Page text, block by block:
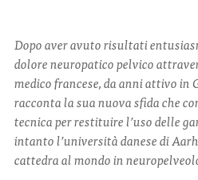
ENG
Dopo aver avuto risultati
dolore neuropatico pelvico
medico francese, da anni attivo in
racconta la sua nuova sfida che
tecnica per restituire l’uso delle
intanto l’università danese di
cattedra al mondo in